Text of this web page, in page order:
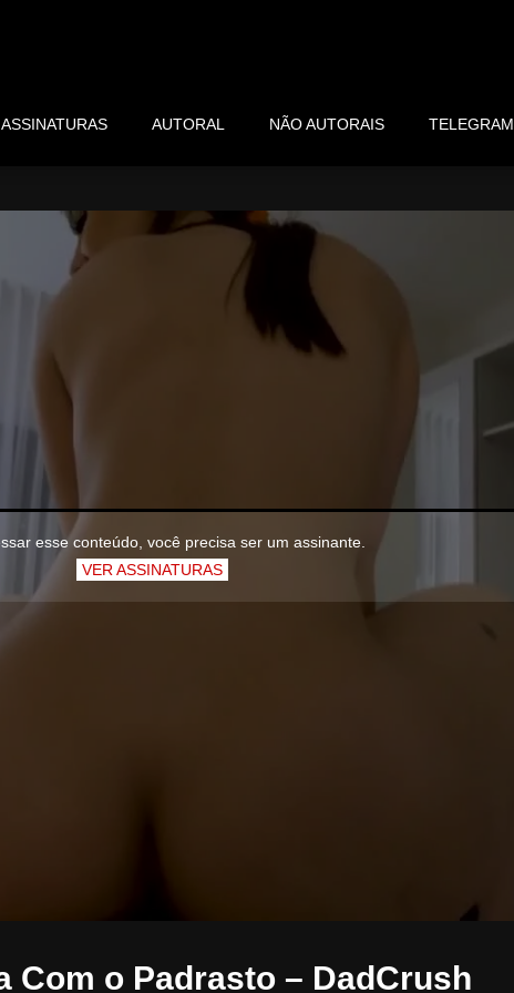
ASSINATURAS AUTORAL NÃO AUTORAIS TELEGRAM
esse conteúdo, você precisa ser um assinante.
VER ASSINATURAS
Com o Padrasto – DadCrush